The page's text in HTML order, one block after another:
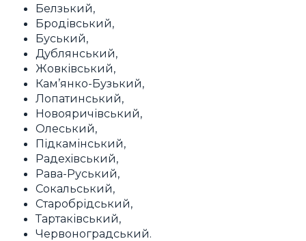
Белзький,
Бродівський,
Буський,
Дублянський,
Жовківський,
Кам’янко-Бузький,
Лопатинський,
Новояричівський,
Олеський,
Підкамінський,
Радехівський,
Рава-Руський,
Сокальський,
Старобрідський,
Тартаківський,
Червоноградський.